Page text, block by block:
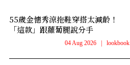
55歲金憓秀涼拖鞋穿搭太減齡！
「這款」跟蘿蔔腿說分手
04 Aug 2026 lookbook